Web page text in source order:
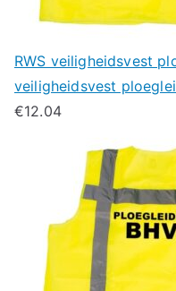
RWS veiligheidsvest
veiligheidsvest
€12.04